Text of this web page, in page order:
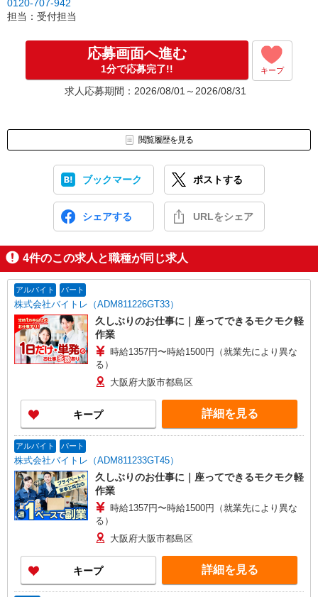
0120-707-942
担当：受付担当
応募画面へ進む
1分で応募完了!! キープ
求人応募期間：2026/08/01～2026/08/31
閲覧履歴を見る
ブックマーク ポストする
シェアする URLをシェア
4件のこの求人と職種が同じ求人
アルバイト パート
株式会社バイトレ（ADM811226GT33）
久しぶりのお仕事に｜座ってできるモクモク軽
作業
時給1357円〜時給1500円（就業先により異な
る）
大阪府大阪市都島区
キープ 詳細を見る
アルバイト パート
株式会社バイトレ（ADM811233GT45）
久しぶりのお仕事に｜座ってできるモクモク軽
作業
時給1357円〜時給1500円（就業先により異な
る）
大阪府大阪市都島区
キープ 詳細を見る